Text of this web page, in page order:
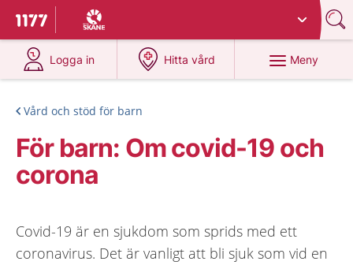
Till startsidan för 1177
Du har valt region
Logga in
på 1177.se
Hitta vård
på 1177.se
Meny
Vård och stöd för barn
För barn: Om covid-19 och
corona
Covid-19 är en sjukdom som sprids med ett
coronavirus. Det är vanligt att bli sjuk som vid en